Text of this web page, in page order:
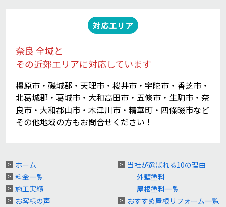
対応エリア
奈良 全域と
その近郊エリアに対応しています
橿原市・磯城郡・天理市・桜井市・宇陀市・香芝市・
北葛城郡・葛城市・大和高田市・五條市・生駒市・奈
良市・大和郡山市・木津川市・精華町・四條畷市など
その他地域の方もお問合せください！
ホーム
料金一覧
施工実績
お客様の声
当社が選ばれる10の理由
外壁塗料
屋根塗料一覧
おすすめ屋根リフォーム一覧